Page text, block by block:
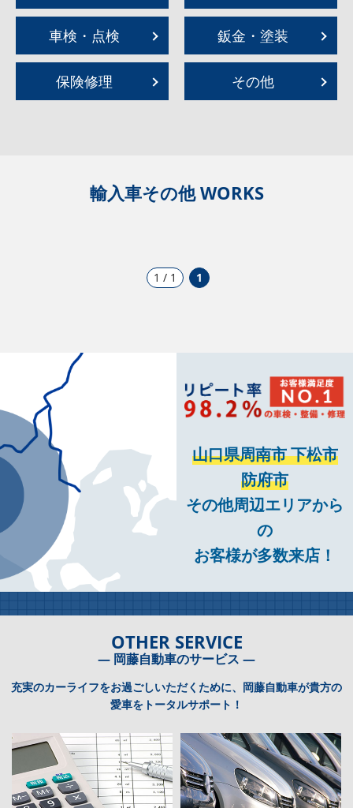
車検・点検 鈑金・塗装
保険修理 その他
輸入車その他 WORKS
1 / 1 1
山口県周南市 下松市
防府市
その他周辺エリアから
の
お客様が多数来店！
OTHER SERVICE
― 岡藤自動車のサービス ―
充実のカーライフをお過ごしいただくために、岡藤自動車が貴方の
愛車をトータルサポート！